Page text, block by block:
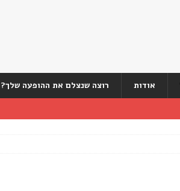
אודות רוצה שנצלם את ההופעה שלך?